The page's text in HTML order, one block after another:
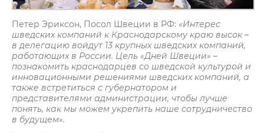
Петер Эриксон, Посол Швеции в РФ: «Интерес
шведских компаний к Краснодарскому краю высок –
в делегацию войдут 13 крупных шведских компаний,
работающих в России. Цель «Дней Швеции» –
познакомить краснодарцев со шведской культурой и
инновационными решениями шведских компаний, а
также встретиться с губернатором и
представителями администрации, чтобы лучше
понять, как мы можем укрепить наше сотрудничество
в будущем».